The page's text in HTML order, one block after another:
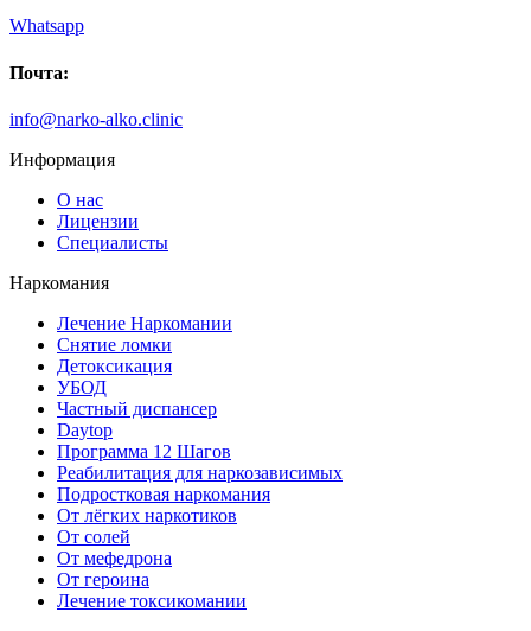
Whatsapp
Почта:
info@narko-alko.clinic
Информация
О нас
Лицензии
Специалисты
Наркомания
Лечение Наркомании
Снятие ломки
Детоксикация
УБОД
Частный диспансер
Daytop
Программа 12 Шагов
Реабилитация для наркозависимых
Подростковая наркомания
От лёгких наркотиков
От солей
От мефедрона
От героина
Лечение токсикомании